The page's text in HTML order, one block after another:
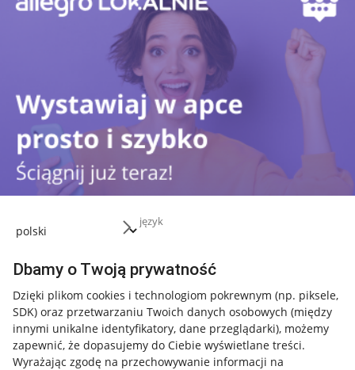
język
Dbamy o Twoją prywatność
Dzięki plikom cookies i technologiom pokrewnym (np. piksele,
SDK) oraz przetwarzaniu Twoich danych osobowych (między
innymi unikalne identyfikatory, dane przeglądarki), możemy
zapewnić, że dopasujemy do Ciebie wyświetlane treści.
Wyrażając zgodę na przechowywanie informacji na
Przydatne informacje
Jak to działa
Napisz do nas